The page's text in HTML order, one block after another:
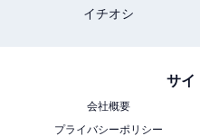
イチオシ
サイ
会社概要
プライバシーポリシー